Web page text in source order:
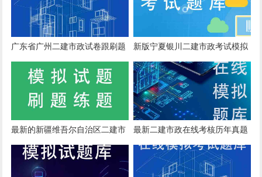
广东省广州二建市政试卷跟刷题
新版宁夏银川二建市政考试模拟
真题
最新的新疆维吾尔自治区二建市
政在线模拟考试试题跟详细解答
最新二建市政在线考核历年真题
软件